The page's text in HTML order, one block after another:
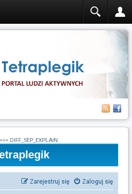
DIFF_SEP_EXPLAIN
Zaloguj się
Zarejestruj się